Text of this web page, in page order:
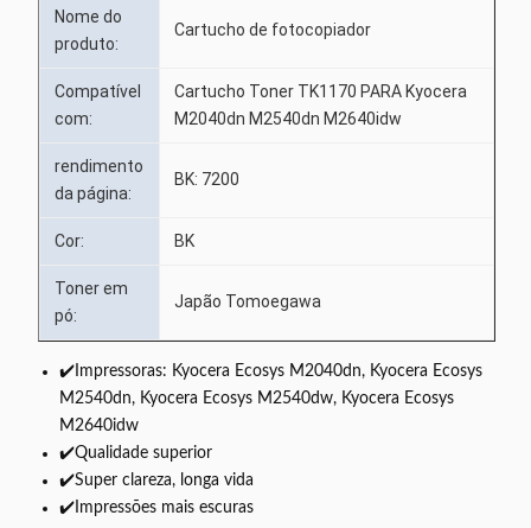
Nome do
produto:
Cartucho de fotocopiador
Compatível
com:
Cartucho Toner TK1170 PARA Kyocera
M2040dn M2540dn M2640idw
rendimento
da página:
BK: 7200
Cor: BK
Toner em
pó:
Japão Tomoegawa
✔️Impressoras: Kyocera Ecosys M2040dn, Kyocera Ecosys
M2540dn, Kyocera Ecosys M2540dw, Kyocera Ecosys
M2640idw
✔️Qualidade superior
✔️Super clareza, longa vida
✔️Impressões mais escuras